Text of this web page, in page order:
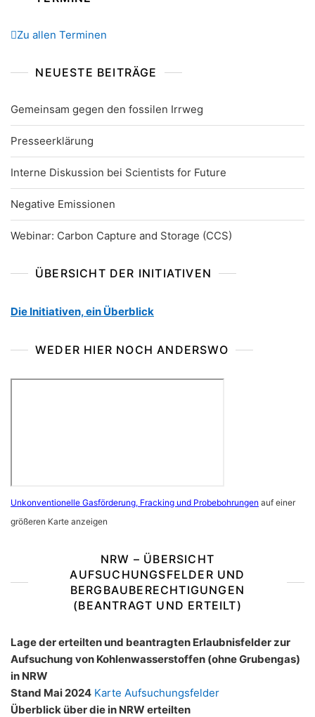
Zu allen Terminen
NEUESTE BEITRÄGE
Gemeinsam gegen den fossilen Irrweg
Presseerklärung
Interne Diskussion bei Scientists for Future
Negative Emissionen
Webinar: Carbon Capture and Storage (CCS)
ÜBERSICHT DER INITIATIVEN
Die Initiativen, ein Überblick
WEDER HIER NOCH ANDERSWO
Unkonventionelle Gasförderung, Fracking und Probebohrungen auf einer
größeren Karte anzeigen
NRW – ÜBERSICHT
AUFSUCHUNGSFELDER UND
BERGBAUBERECHTIGUNGEN
(BEANTRAGT UND ERTEILT)
Lage der erteilten und beantragten Erlaubnisfelder zur
Aufsuchung von Kohlenwasserstoffen (ohne Grubengas)
in NRW
Stand Mai 2024 Karte Aufsuchungsfelder
Überblick über die in NRW erteilten